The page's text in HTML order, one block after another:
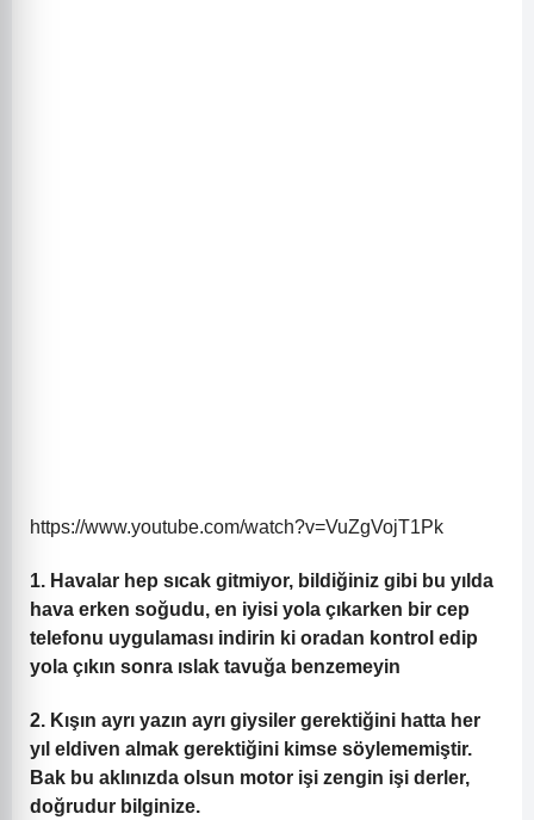
https://www.youtube.com/watch?v=VuZgVojT1Pk
1. Havalar hep sıcak gitmiyor, bildiğiniz gibi bu yılda
hava erken soğudu, en iyisi yola çıkarken bir cep
telefonu uygulaması indirin ki oradan kontrol edip
yola çıkın sonra ıslak tavuğa benzemeyin
2. Kışın ayrı yazın ayrı giysiler gerektiğini hatta her
yıl eldiven almak gerektiğini kimse söylememiştir.
Bak bu aklınızda olsun motor işi zengin işi derler,
doğrudur bilginize.